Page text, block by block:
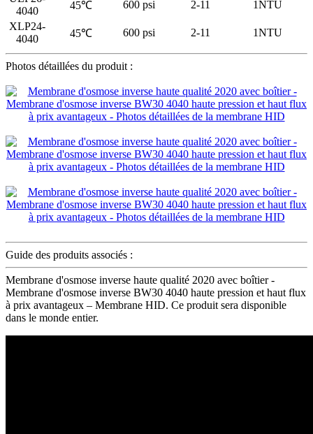
4040
45℃ 600 psi 2-11
1NTU
XLP24-
4040
45℃ 600 psi 2-11 1NTU
Photos détaillées du produit :
Guide des produits associés :
Membrane d'osmose inverse haute qualité 2020 avec boîtier -
Membrane d'osmose inverse BW30 4040 haute pression et haut flux
à prix avantageux – Membrane HID. Ce produit sera disponible
dans le monde entier.